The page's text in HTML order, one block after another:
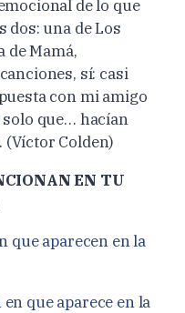
de lo que
dos: una de Los
de Mamá,
sí: casi
con mi amigo
solo que… hacían
Colden)
EN TU
que aparecen en la
que aparece en la